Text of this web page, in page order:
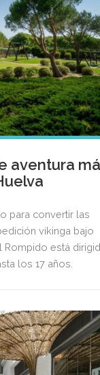
aventura
para convertir las
vikinga bajo
Rompido está
los 17 años.